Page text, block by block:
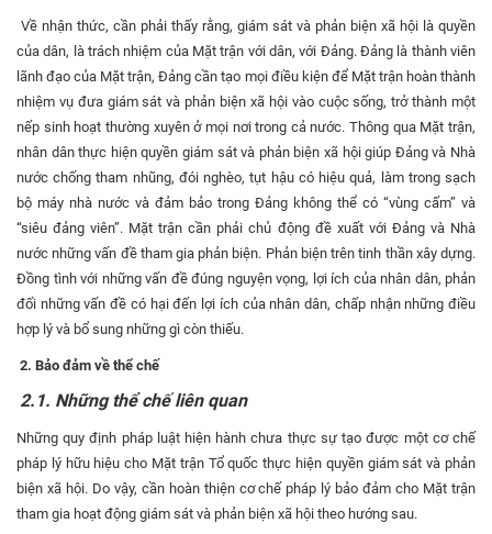
Về nhận thức, cần phải thấy rằng, giám sát và phản biện xã hội là quyền
của dân, là trách nhiệm của Mặt trận với dân, với Đảng. Đảng là thành viên
lãnh đạo của Mặt trận, Đảng cần tạo mọi điều kiện để Mặt trận hoàn thành
nhiệm vụ đưa giám sát và phản biện xã hội vào cuộc sống, trở thành một
nếp sinh hoạt thường xuyên ở mọi nơi trong cả nước. Thông qua Mặt trận,
nhân dân thực hiện quyền giám sát và phản biện xã hội giúp Đảng và Nhà
nước chống tham nhũng, đói nghèo, tụt hậu có hiệu quả, làm trong sạch
bộ máy nhà nước và đảm bảo trong Đảng không thể có “vùng cấm” và
“siêu đảng viên”. Mặt trận cần phải chủ động đề xuất với Đảng và Nhà
nước những vấn đề tham gia phản biện. Phản biện trên tinh thần xây dựng.
Đồng tình với những vấn đề đúng nguyện vọng, lợi ích của nhân dân, phản
đối những vấn đề có hại đến lợi ích của nhân dân, chấp nhận những điều
hợp lý và bổ sung những gì còn thiếu.
2. Bảo đảm về thể chế
2.1. Những thể chế liên quan
Những quy định pháp luật hiện hành chưa thực sự tạo được một cơ chế
pháp lý hữu hiệu cho Mặt trận Tổ quốc thực hiện quyền giám sát và phản
biện xã hội. Do vậy, cần hoàn thiện cơ chế pháp lý bảo đảm cho Mặt trận
tham gia hoạt động giám sát và phản biện xã hội theo hướng sau.